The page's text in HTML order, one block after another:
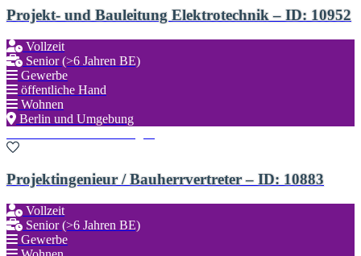
Projekt- und Bauleitung Elektrotechnik – ID: 10952
Vollzeit
Senior (>6 Jahren BE)
Gewerbe
öffentliche Hand
Wohnen
Berlin und Umgebung
Projektingenieur / Bauherrvertreter – ID: 10883
Vollzeit
Senior (>6 Jahren BE)
Gewerbe